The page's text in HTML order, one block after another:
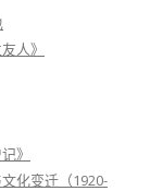
人》
》
化变迁（1920-